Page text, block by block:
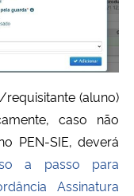
(aluno)
caso não
PEN-SIE, deverá
a passo para
Assinatura